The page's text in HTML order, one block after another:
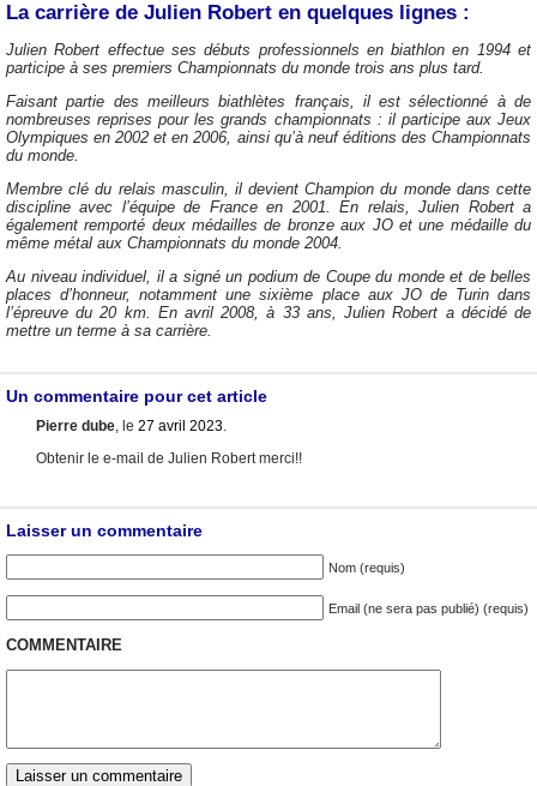
La carrière de Julien Robert en quelques lignes :
Julien Robert effectue ses débuts professionnels en biathlon en 1994 et
participe à ses premiers Championnats du monde trois ans plus tard.
Faisant partie des meilleurs biathlètes français, il est sélectionné à de
nombreuses reprises pour les grands championnats : il participe aux Jeux
Olympiques en 2002 et en 2006, ainsi qu’à neuf éditions des Championnats
du monde.
Membre clé du relais masculin, il devient Champion du monde dans cette
discipline avec l’équipe de France en 2001. En relais, Julien Robert a
également remporté deux médailles de bronze aux JO et une médaille du
même métal aux Championnats du monde 2004.
Au niveau individuel, il a signé un podium de Coupe du monde et de belles
places d’honneur, notamment une sixième place aux JO de Turin dans
l’épreuve du 20 km. En avril 2008, à 33 ans, Julien Robert a décidé de
mettre un terme à sa carrière.
Un commentaire pour cet article
Pierre dube, le 27 avril 2023.
Obtenir le e-mail de Julien Robert merci!!
Laisser un commentaire
Nom (requis)
Email (ne sera pas publié) (requis)
COMMENTAIRE